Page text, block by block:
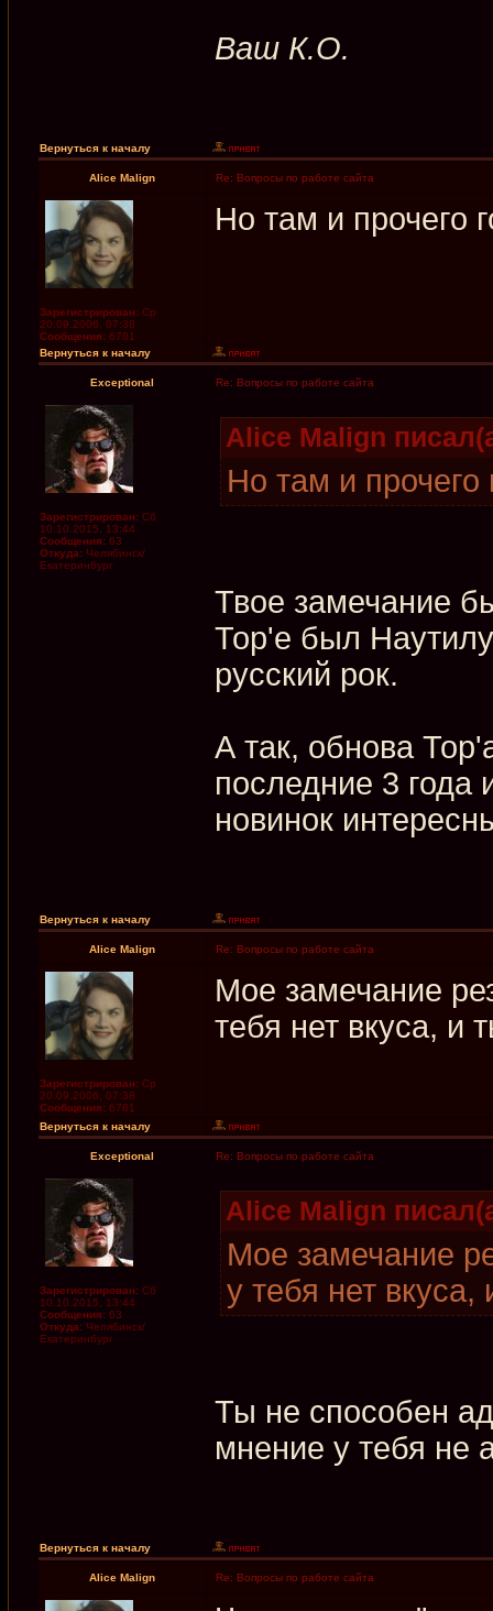
Ваш К.О.
Вернуться к началу
Alice Malign Re: Вопросы по работе сайта
Зарегистрирован: Ср
20.09.2006, 07:38
Сообщения: 6781
Но там и прочего
Вернуться к началу
Exceptional Re: Вопросы по работе сайта
Зарегистрирован: Сб
10.10.2015, 13:44
Сообщения: 63
Откуда: Челябинск/
Екатеринбург
Alice Malign
Но там и прочего
Твое замечание
Тор'е был
русский рок.
А так, обнова
последние 3 года
новинок
Вернуться к началу
Alice Malign Re: Вопросы по работе сайта
Зарегистрирован: Ср
20.09.2006, 07:38
Сообщения: 6781
Мое замечание
тебя нет вкуса, и
Вернуться к началу
Exceptional Re: Вопросы по работе сайта
Зарегистрирован: Сб
10.10.2015, 13:44
Сообщения: 63
Откуда: Челябинск/
Екатеринбург
Alice Malign
Мое замечание
у тебя нет
Ты не способен
мнение у тебя не
Вернуться к началу
Alice Malign Re: Вопросы по работе сайта